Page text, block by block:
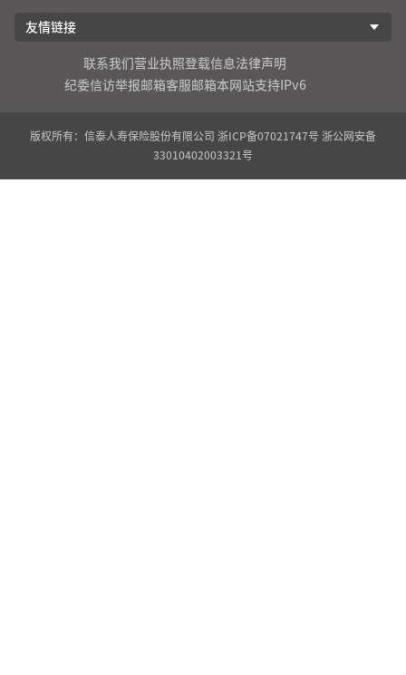
友情链接
联系我们 营业执照登载信息法律声明
纪委信访举报邮箱客服邮箱本网站支持IPv6
版权所有：信泰人寿保险股份有限公司 浙ICP备07021747号 浙公网安备
33010402003321号